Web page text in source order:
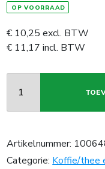
OP VOORRAAD
€ 10,25 excl. BTW
€ 11,17 incl. BTW
Artikelnummer:
Categorie: Koffie/thee